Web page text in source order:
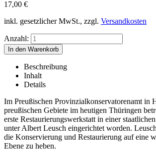
17,00 €
inkl. gesetzlicher MwSt., zzgl. Versandkosten
Anzahl:
Beschreibung
Inhalt
Details
Im Preußischen Provinzialkonservatorenamt in
preußischen Gebiete im heutigen Thüringen
erste Restaurierungswerkstatt in einer
unter Albert Leusch eingerichtet worden.
die Konservierung und Restaurierung auf eine
Ebene zu heben.